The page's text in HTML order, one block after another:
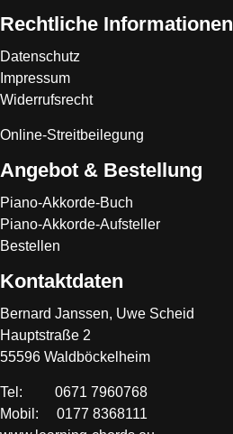
Rechtliche Informationen
Datenschutz
Impressum
Widerrufsrecht
Online-Streitbeilegung
Angebot & Bestellung
Piano-Akkorde-Buch
Piano-Akkorde-Aufsteller
Bestellen
Kontaktdaten
Bernard Janssen, Uwe Scheid
Hauptstraße 2
55596 Waldböckelheim
Tel: 0671 7960768
Mobil: 0177 8368111